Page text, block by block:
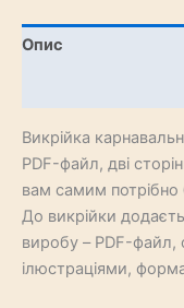
Опис
Викрійка
PDF-файл, дві
вам самим потрібно
До викрійки
виробу – PDF-файл,
ілюстраціями,